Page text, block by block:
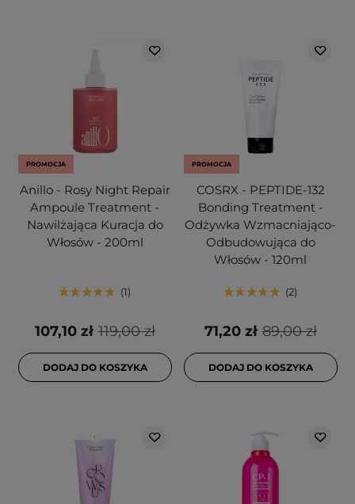
PROMOCJA
Anillo - Rosy Night Repair
Ampoule Treatment -
Nawilżająca Kuracja do
Włosów - 200ml
1
119,00 zł
107,10 zł
DODAJ DO KOSZYKA
PROMOCJA
COSRX - PEPTIDE-132
Bonding Treatment -
Odżywka Wzmacniająco-
Odbudowująca do
Włosów - 120ml
2
89,00 zł
71,20 zł
DODAJ DO KOSZYKA